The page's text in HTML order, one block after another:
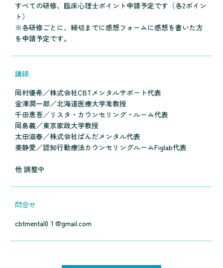
すべての研修、臨床心理士ポイント申請予定です（各2ポイン
ト）
※各研修ごとに、締切までに感想フォームに感想を書いた方
を申請予定です。
講師
岡村優希／株式会社CBTメンタルサポート代表
金澤潤一郎／北海道医療大学准教授
千田恵吾／リスタ・カウンセリング・ルーム代表
岡島義／東京家政大学教授
太田滋春／株式会社ぱんだメンタル代表
姜静愛／認知行動療法カウンセリングルームFiglab代表
他 調整中
問合せ
cbtmental0１@gmail.com